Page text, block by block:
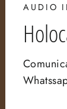
AUDIO